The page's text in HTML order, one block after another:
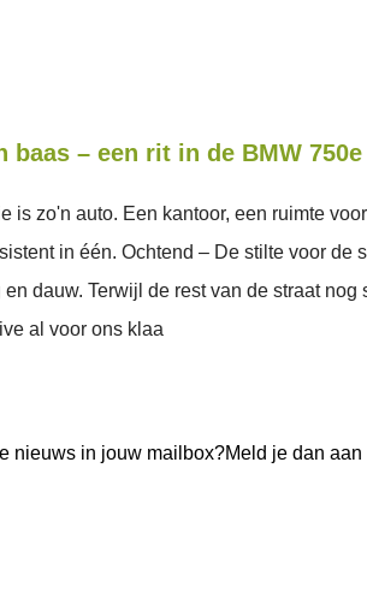
baas – een rit in de BMW
is zo'n auto. Een kantoor, een ruimte
in één. Ochtend – De stilte voor de
en dauw. Terwijl de rest van de straat nog
al voor ons klaa
nieuws in jouw mailbox?Meld je dan aan